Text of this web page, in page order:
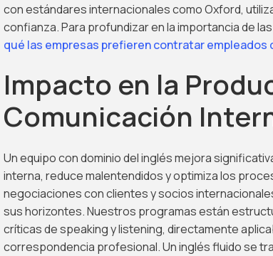
con estándares internacionales como Oxford,
confianza. Para profundizar en la importancia de
qué las empresas prefieren contratar
Impacto en la
Comunicación
Un equipo con dominio del inglés mejora
interna, reduce malentendidos y optimiza los
negociaciones con clientes y socios
sus horizontes. Nuestros programas están
críticas de speaking y listening, directamente
correspondencia profesional. Un inglés fluido se